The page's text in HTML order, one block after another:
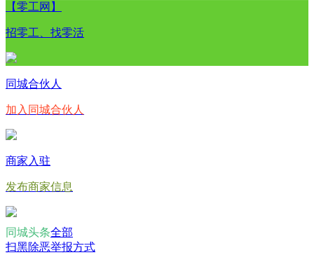
【零工网】
招零工、找零活
同城合伙人
加入同城合伙人
商家入驻
发布商家信息
同城头条全部
扫黑除恶举报方式